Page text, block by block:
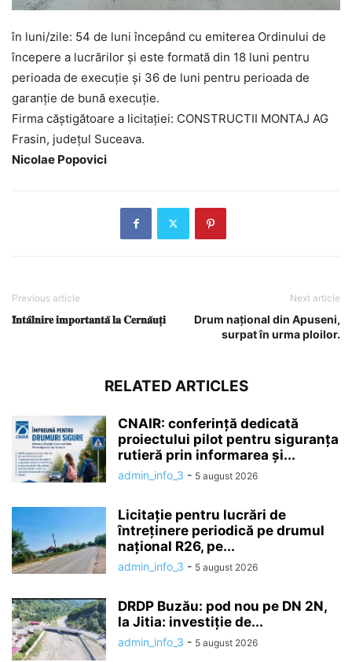
în luni/zile: 54 de luni începând cu emiterea Ordinului de
începere a lucrărilor și este formată din 18 luni pentru
perioada de execuție și 36 de luni pentru perioada de
garanție de bună execuție.
Firma căștigătoare a licitației: CONSTRUCTII MONTAJ AG
Frasin, județul Suceava.
Nicolae Popovici
Previous article
𝐈̂𝐧𝐭𝐚̂𝐥𝐧𝐢𝐫𝐞 𝐢𝐦𝐩𝐨𝐫𝐭𝐚𝐧𝐭𝐚̆ 𝐥𝐚 𝐂𝐞𝐫𝐧𝐚̆𝐮𝐭̦𝐢
Next article
Drum național din Apuseni,
surpat în urma ploilor.
RELATED ARTICLES
CNAIR: conferință dedicată
proiectului pilot pentru siguranța
rutieră prin informarea și...
admin_info_3 - 5 august 2026
Licitație pentru lucrări de
întreținere periodică pe drumul
național R26, pe...
admin_info_3 - 5 august 2026
DRDP Buzău: pod nou pe DN 2N,
la Jitia: investiție de...
admin_info_3 - 5 august 2026